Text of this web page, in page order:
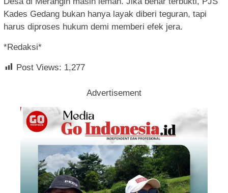
Kades Gedang bukan hanya layak diberi teguran, tapi
harus diproses hukum demi memberi efek jera.
*Redaksi*
Post Views: 1,277
Advertisement